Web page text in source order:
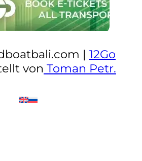
| 12Go
von Toman Petr.